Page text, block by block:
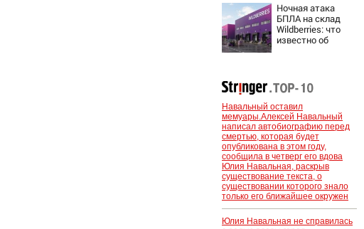
Россию и Китай:
это инструмент
первого
массированного
удара
Ночная атака
БПЛА на склад
Wildberries: что
известно об
07/08/2026 –
Новости
Навальный оставил
мемуары.Алексей Навальный
написал автобиографию перед
смертью, которая будет
опубликована в этом году,
сообщила в четверг его вдова
Юлия Навальная, раскрыв
существование текста, о
существовании которого знало
только его ближайшее окружен
Юлия Навальная не справилась